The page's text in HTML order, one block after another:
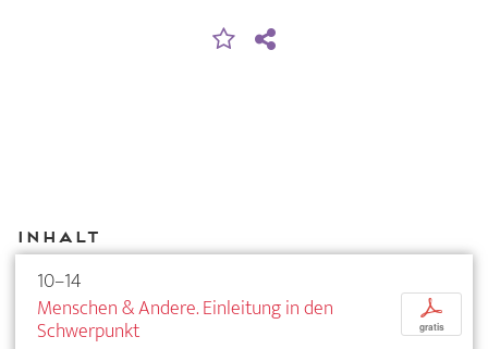
Inhalt
10–14
Menschen & Andere. Einleitung in den
Schwerpunkt
p
gratis